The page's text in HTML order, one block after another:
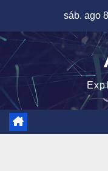
content
sáb. ago